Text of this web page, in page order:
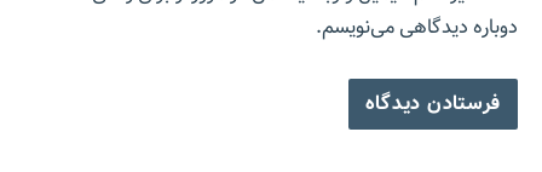
دوباره دیدگاهی می‌نویسم.